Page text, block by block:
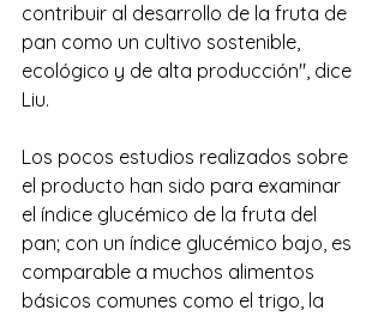
contribuir al desarrollo de la fruta de
pan como un cultivo sostenible,
ecológico y de alta producción", dice
Liu.
Los pocos estudios realizados sobre
el producto han sido para examinar
el índice glucémico de la fruta del
pan; con un índice glucémico bajo, es
comparable a muchos alimentos
básicos comunes como el trigo, la